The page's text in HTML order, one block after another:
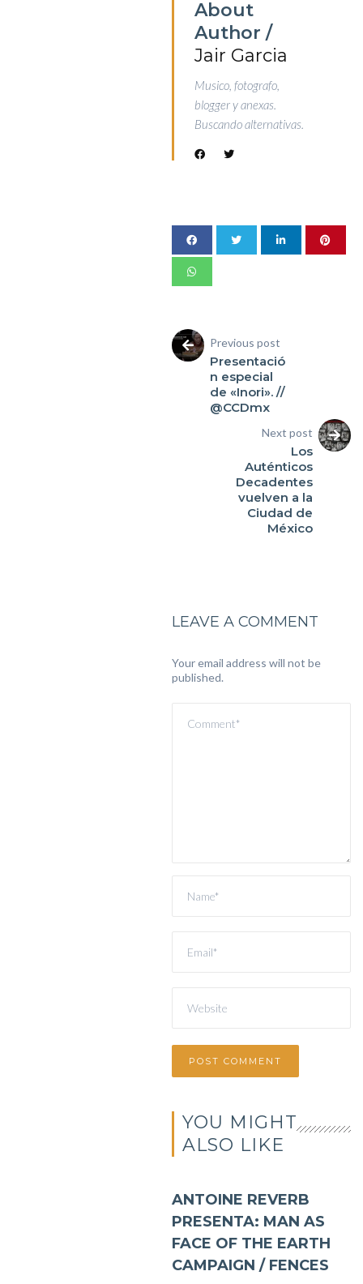
About
Author /
Jair Garcia
Musico, fotografo,
blogger y anexas.
Buscando alternativas.
Previous post
Presentació
n especial
de «Inori». //
@CCDmx
Next post
Los
Auténticos
Decadentes
vuelven a la
Ciudad de
México
LEAVE A COMMENT
Your email address will not be
published.
YOU MIGHT
ALSO LIKE
ANTOINE REVERB
PRESENTA: MAN AS
FACE OF THE EARTH
CAMPAIGN / FENCES